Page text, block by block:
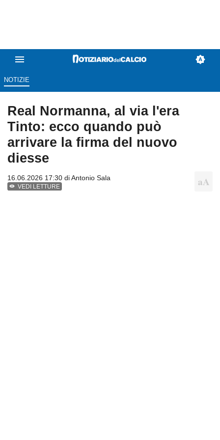
NOTIZIE
Real Normanna, al via l'era
Tinto: ecco quando può
arrivare la firma del nuovo
diesse
16.06.2026 17:30 diAntonio Sala
VEDI LETTURE